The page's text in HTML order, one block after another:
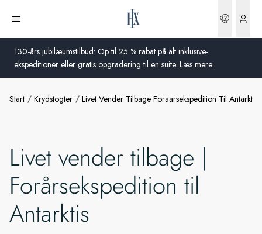
130-års jubilæumstilbud: Op til 25 % rabat på alt inklusive-
ekspeditioner eller gratis opgradering til en suite. Læs mere
Åbn menu
Storbritannien
USA
Tyskland
Global
Start Krydstogter Livet Vender Tilbage Foraarsekspedition Til Antarktis
Livet vender tilbage |
Forårsekspedition til
Antarktis